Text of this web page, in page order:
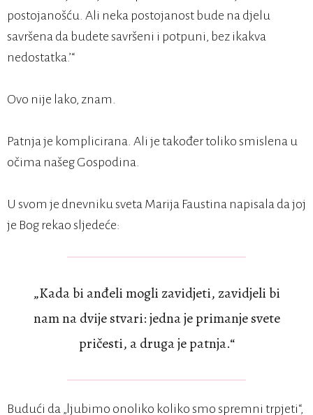
postojanošću. Ali neka postojanost bude na djelu
savršena da budete savršeni i potpuni, bez ikakva
nedostatka.’“
Ovo nije lako, znam.
Patnja je komplicirana. Ali je također toliko smislena u
očima našeg Gospodina.
U svom je dnevniku sveta Marija Faustina napisala da joj
je Bog rekao sljedeće:
„Kada bi anđeli mogli zavidjeti, zavidjeli bi
nam na dvije stvari: jedna je primanje svete
pričesti, a druga je patnja.“
Budući da „ljubimo onoliko koliko smo spremni trpjeti“,